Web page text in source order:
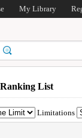
My Library
List
Limitations